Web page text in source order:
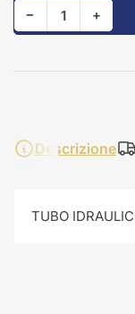
−Riduci quantità per 84231916
Quantità +Aumenta quantità per
Descrizione
TUBO